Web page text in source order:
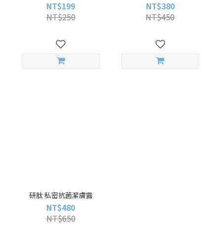
NT$199
NT$250
NT$380
NT$450
研肽 私密抗菌潔膚露
NT$480
NT$650